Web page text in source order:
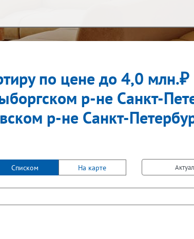
Показать за
Лифт Встречная покупка
по цене до 4,0 млн.₽
р-не Санкт-
р-не Санкт-
Списком На карте